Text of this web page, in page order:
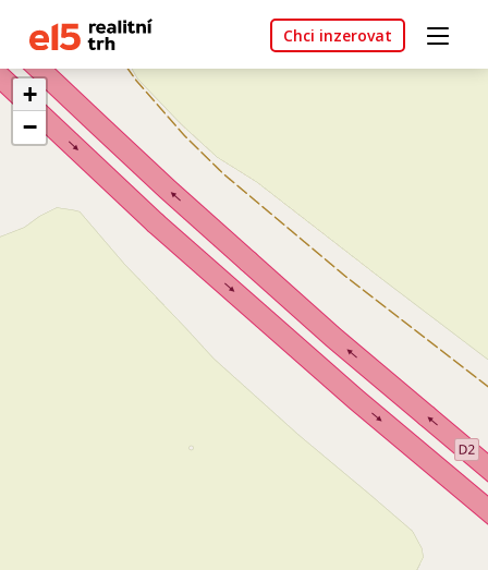
Chci inzerovat
+
−